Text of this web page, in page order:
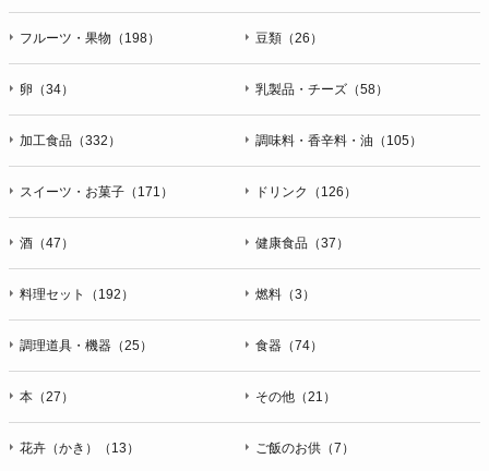
フルーツ・果物（198） 豆類（26）
卵（34） 乳製品・チーズ（58）
加工食品（332） 調味料・香辛料・油（105）
スイーツ・お菓子（171） ドリンク（126）
酒（47） 健康食品（37）
料理セット（192） 燃料（3）
調理道具・機器（25） 食器（74）
本（27） その他（21）
花卉（かき）（13） ご飯のお供（7）